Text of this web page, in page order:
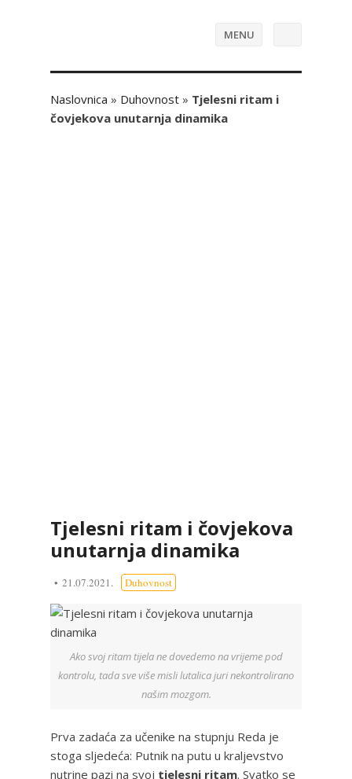
MENU
Naslovnica » Duhovnost » Tjelesni ritam i
čovjekova unutarnja dinamika
Tjelesni ritam i čovjekova
unutarnja dinamika
21.07.2021. Duhovnost
Ako svoj ritam tijela ne dovedemo na vrijeme pod
kontrolu, tada sve više misli lutalica juri nekontrolirano
našim mozgom.
Prva zadaća za učenike na stupnju Reda je
stoga sljedeća: Putnik na putu u kraljevstvo
nutrine pazi na svoj tjelesni ritam. Svatko se